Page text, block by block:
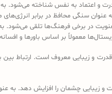
و اعتماد به نفس شناخته می‌شود. به
سنگی محافظ در برابر
در برخی فرهنگ‌ها تلقی می‌شود.
معمولاً بر اساس باورها و
و زیبایی معروف است. ارتباط بین
و زیبایی چشمان را افزایش دهد.